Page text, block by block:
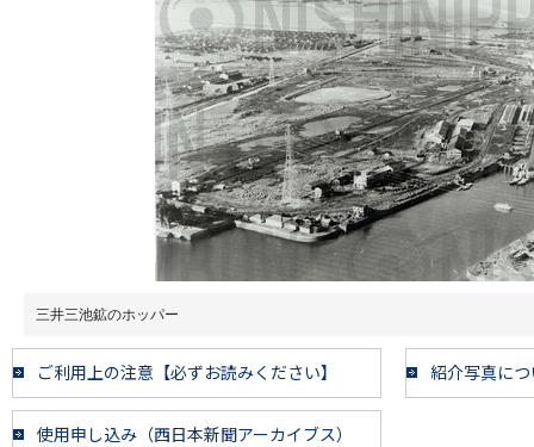
三井三池鉱のホッパー
ご利用上の注意【必ずお読みください】 紹介写真に
使用申し込み（西日本新聞アーカイブス）